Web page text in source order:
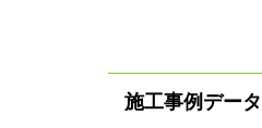
施工事例データ